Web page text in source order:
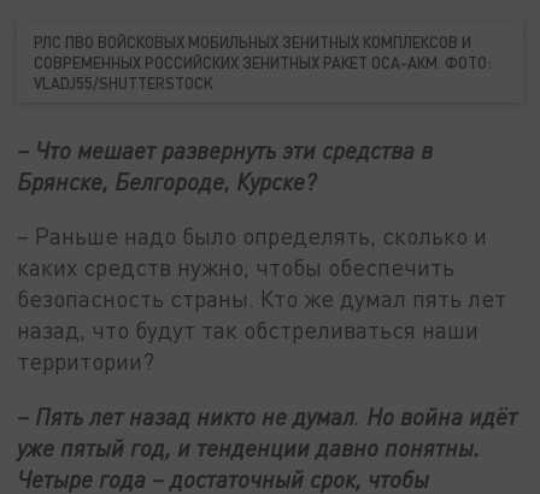
РЛС ПВО ВОЙСКОВЫХ МОБИЛЬНЫХ ЗЕНИТНЫХ КОМПЛЕКСОВ И
СОВРЕМЕННЫХ РОССИЙСКИХ ЗЕНИТНЫХ РАКЕТ ОСА-АКМ. ФОТО:
VLADJ55/SHUTTERSTOCK
– Что мешает развернуть эти средства в
Брянске, Белгороде, Курске?
– Раньше надо было определять, сколько и
каких средств нужно, чтобы обеспечить
безопасность страны. Кто же думал пять лет
назад, что будут так обстреливаться наши
территории?
– Пять лет назад никто не думал. Но война идёт
уже пятый год, и тенденции давно понятны.
Четыре года – достаточный срок, чтобы